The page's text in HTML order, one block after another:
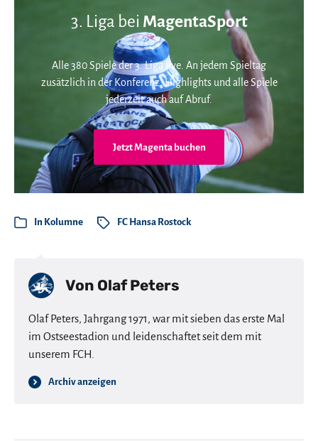
3. Liga bei MagentaSport
Alle 380 Spiele der 3. Liga live. An jedem Spieltag
zusätzlich in der Konferenz. Highlights und alle Spiele
jederzeit auch auf Abruf.
Jetzt Magenta buchen
In Kolumne FC Hansa Rostock
Von Olaf Peters
Olaf Peters, Jahrgang 1971, war mit sieben das erste Mal
im Ostseestadion und leidenschaftet seit dem mit
unserem FCH.
Archiv anzeigen